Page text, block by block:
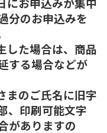
分のお申込みを
した場合は、商品
する場合などが
まのご氏名に旧字
、印刷可能文字
がありますの